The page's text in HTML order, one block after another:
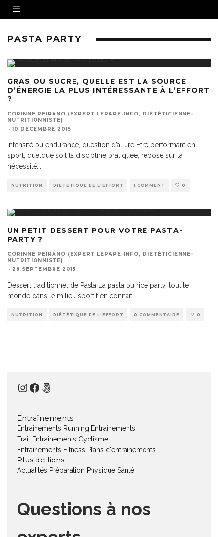
PASTA PARTY
GRAS OU SUCRE, QUELLE EST LA SOURCE
D’ÉNERGIE LA PLUS INTÉRESSANTE À L’EFFORT
?
CORINNE PEIRANO (EXPERT LEPAPE-INFO, DIÉTÉTICIENNE-
NUTRITIONNISTE)
· 10 DÉCEMBRE 2015
Intensité ou endurance, question d’allure Etre performant en
sport, quelque soit la discipline pratiquée, repose sur la
nécessité
NUTRITION DIÉTÉTIQUE DE L'EFFORT 1 COMMENT 0
UN PETIT DESSERT POUR VOTRE PASTA-
PARTY ?
CORINNE PEIRANO (EXPERT LEPAPE-INFO, DIÉTÉTICIENNE-
NUTRITIONNISTE)
· 28 SEPTEMBRE 2015
Dessert traditionnel de Pasta La pasta ou rice party, tout le
monde dans le milieu sportif en connaît
NUTRITION DIÉTÉTIQUE DE L'EFFORT 0 COMMENTAIRE 0
Instagram
Facebook
500px
Entraînements
Entraînements Running Entraînements
Trail
Entraînements Cyclisme
Entraînements Fitness Plans d'entraînements
Plus de liens
Actualités Préparation Physique Santé
Questions à nos